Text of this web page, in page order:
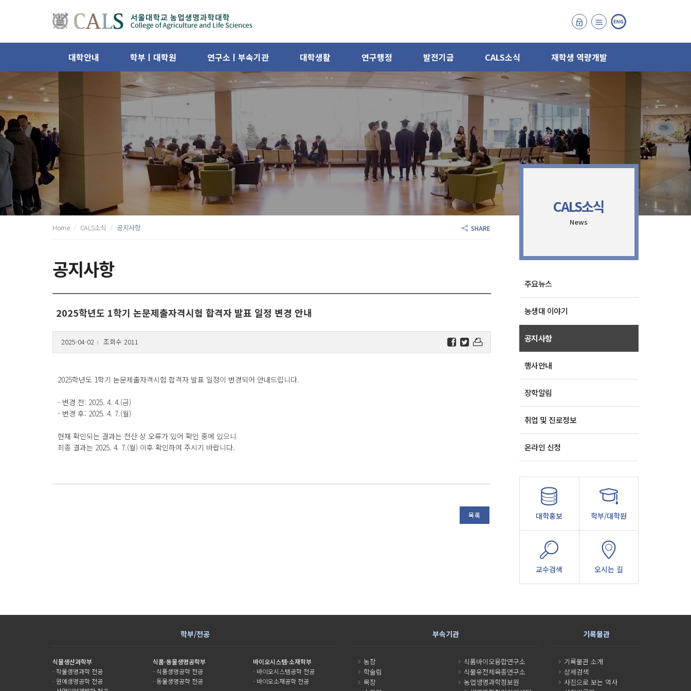
대학안내 학부ㅣ대학원 연구소ㅣ부속기관 대학생활 연구행정 발전기금 CALS소식 재학생 역량개발
Home CALS소식 공지사항 SHARE
공지사항
2025학년도 1학기 논문제출자격시험 합격자 발표 일정 변경 안내
2025-04-02 l 조회수 2011
2025학년도 1학기 논문제출자격시험 합격자 발표 일정이 변경되어 안내드립니다.
- 변경 전: 2025. 4. 4.(금)
- 변경 후: 2025. 4. 7.(월)
현재 확인되는 결과는 전산 상 오류가 있어 확인 중에 있으니
최종 결과는 2025. 4. 7.(월) 이후 확인하여 주시기 바랍니다.
목록
CALS소식
News
주요뉴스
농생대 이야기
공지사항
행사안내
장학알림
취업 및 진로정보
온라인 신청
대학홍보 학부/대학원
교수검색 오시는 길
학부/전공
식물생산과학부
-작물생명과학 전공
-원예생명공학 전공
식품·동물생명공학부
-식품생명공학 전공
-동물생명공학 전공
바이오시스템·소재학부
- 바이오시스템공학 전공
- 바이오소재공학 전공
부속기관
농장
학술림
목장
식품바이오융합연구소
식물유전체육종연구소
농업생명과학정보원
기록물관
기록물관 소개
상세검색
사진으로 보는 역사